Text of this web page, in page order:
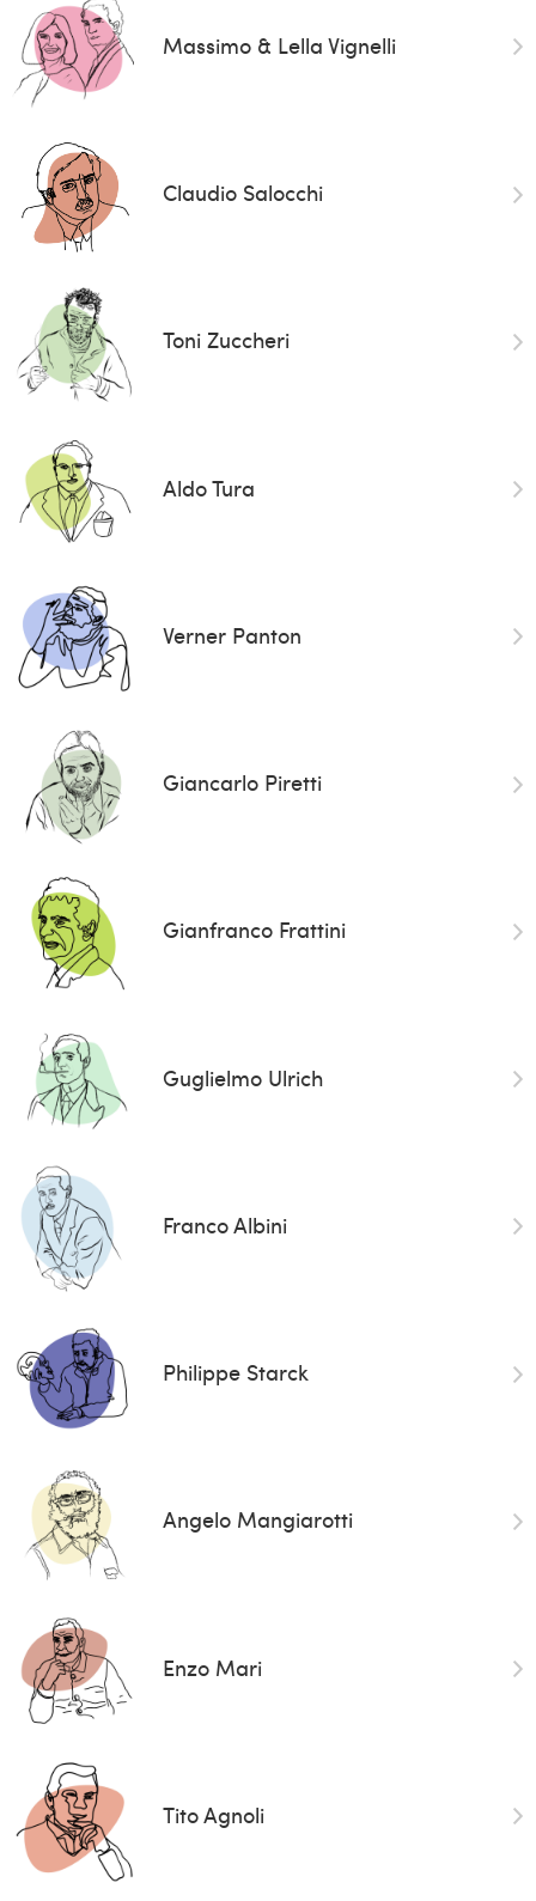
Massimo & Lella Vignelli
Claudio Salocchi
Toni Zuccheri
Aldo Tura
Verner Panton
Giancarlo Piretti
Gianfranco Frattini
Guglielmo Ulrich
Franco Albini
Philippe Starck
Angelo Mangiarotti
Enzo Mari
Tito Agnoli